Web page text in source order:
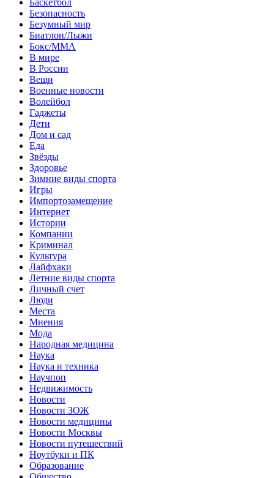
Безопасность
Безумный мир
Биатлон/Лыжи
Бокс/MMA
В мире
В России
Вещи
Военные новости
Волейбол
Гаджеты
Дети
Дом и сад
Еда
Звёзды
Здоровье
Зимние виды спорта
Игры
Импортозамещение
Интернет
Истории
Компании
Криминал
Культура
Лайфхаки
Летние виды спорта
Личный счет
Люди
Места
Мнения
Мода
Народная медицина
Наука
Наука и техника
Научпоп
Недвижимость
Новости
Новости ЗОЖ
Новости медицины
Новости Москвы
Новости путешествий
Ноутбуки и ПК
Образование